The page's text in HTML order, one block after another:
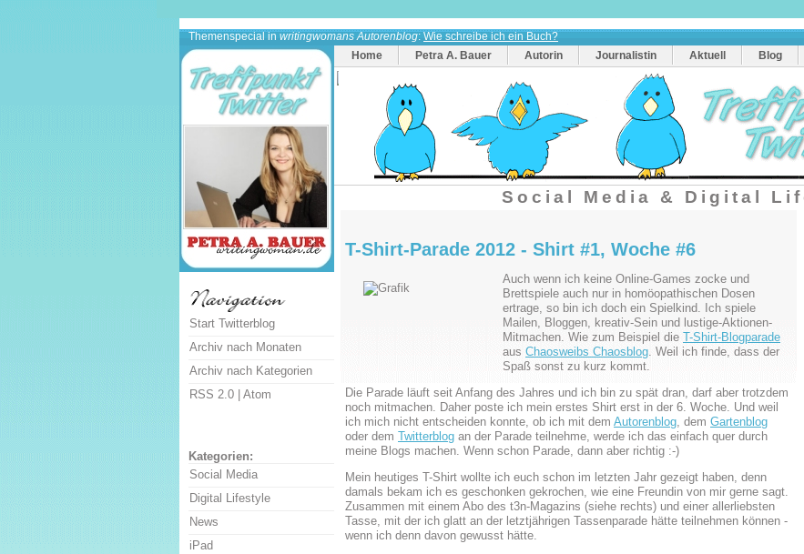
Themenspecial in writingwomans Autorenblog: Wie schreibe ich ein Buch?
Home
Petra A. Bauer Autorin Journalistin Aktuell Blog
Social Media & Digital
T-Shirt-Parade 2012 - Shirt #1, Woche #6
Auch wenn ich keine Online-Games zocke und
Brettspiele auch nur in homöopathischen Dosen
ertrage, so bin ich doch ein Spielkind. Ich spiele
Mailen, Bloggen, kreativ-Sein und lustige-Aktionen-
Mitmachen. Wie zum Beispiel die T-Shirt-Blogparade
aus Chaosweibs Chaosblog. Weil ich finde, dass der
Spaß sonst zu kurz kommt.
Die Parade läuft seit Anfang des Jahres und ich bin zu spät dran, darf aber trotzdem
noch mitmachen. Daher poste ich mein erstes Shirt erst in der 6. Woche. Und weil
ich mich nicht entscheiden konnte, ob ich mit dem Autorenblog , dem Gartenblog
oder dem Twitterblog an der Parade teilnehme, werde ich das einfach quer durch
meine Blogs machen. Wenn schon Parade, dann aber richtig :-)
Mein heutiges T-Shirt wollte ich euch schon im letzten Jahr gezeigt haben, denn
damals bekam ich es geschonken gekrochen, wie eine Freundin von mir gerne sagt.
Zusammen mit einem Abo des t3n-Magazins (siehe rechts) und einer allerliebsten
Tasse, mit der ich glatt an der letztjährigen Tassenparade hätte teilnehmen können -
wenn ich denn davon gewusst hätte.
Start Twitterblog
Archiv nach Monaten
Archiv nach Kategorien
RSS 2.0 | Atom
Kategorien:
Social Media
Digital Lifestyle
News
iPad